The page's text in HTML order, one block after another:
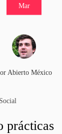
Mar
Abierto México
prácticas